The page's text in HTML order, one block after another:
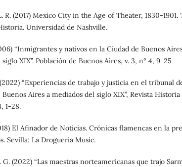
R. (2017) Mexico City in the Age of Theater, 1830-1901.
Universidad de Nashville.
“Inmigrantes y nativos en la Ciudad de Buenos
XIX”. Población de Buenos Aires, v. 3, n° 4, 9-25
“Experiencias de trabajo y justicia en el tribunal
Aires a mediados del siglo XIX”, Revista Historia
1-28.
El Afinador de Noticias. Crónicas flamencas en la
Sevilla: La Droguería Music.
G. (2022) “Las maestras norteamericanas que trajo